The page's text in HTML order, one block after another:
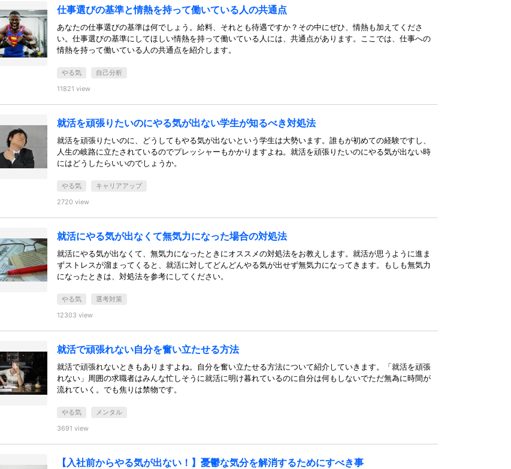
仕事選びの基準と情熱を持って働いている人の共通点
あなたの仕事選びの基準は何でしょう。給料、それとも待遇ですか？その中にぜひ、情熱も加えてくださ
い。仕事選びの基準にしてほしい情熱を持って働いている人には、共通点があります。ここでは、仕事への
情熱を持って働いている人の共通点を紹介します。
やる気
自己分析
11821 view
就活を頑張りたいのにやる気が出ない学生が知るべき対処法
就活を頑張りたいのに、どうしてもやる気が出ないという学生は大勢います。誰もが初めての経験ですし、
人生の岐路に立たされているのでプレッシャーもかかりますよね。就活を頑張りたいのにやる気が出ない時
にはどうしたらいいのでしょうか。
やる気
キャリアアップ
2720 view
就活にやる気が出なくて無気力になった場合の対処法
就活にやる気が出なくて、無気力になったときにオススメの対処法をお教えします。就活が思うように進ま
ずストレスが溜まってくると、就活に対してどんどんやる気が出せず無気力になってきます。もしも無気力
になったときは、対処法を参考にしてください。
やる気
選考対策
12303 view
就活で頑張れない自分を奮い立たせる方法
就活で頑張れないときもありますよね。自分を奮い立たせる方法について紹介していきます。「就活を頑張
れない」周囲の求職者はみんな忙しそうに就活に明け暮れているのに自分は何もしないでただ無為に時間が
流れていく。でも焦りは禁物です。
やる気
メンタル
3691 view
【入社前からやる気が出ない！】憂鬱な気分を解消するためにすべき事